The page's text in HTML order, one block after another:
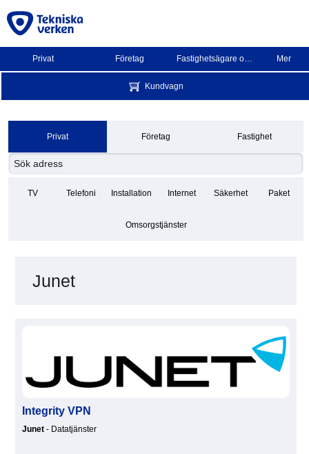
Privat Företag Fastighetsägare och BRF Mer
Kundvagn
Privat Företag Fastighet
TV Telefoni Installation Internet Säkerhet Paket
Omsorgstjänster
Junet
Integrity VPN
Junet - Datatjänster